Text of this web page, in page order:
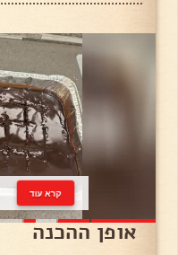
קרא עוד
אופן ההכנה